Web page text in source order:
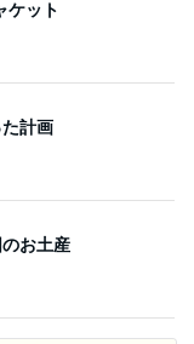
ケット
計画
お土産